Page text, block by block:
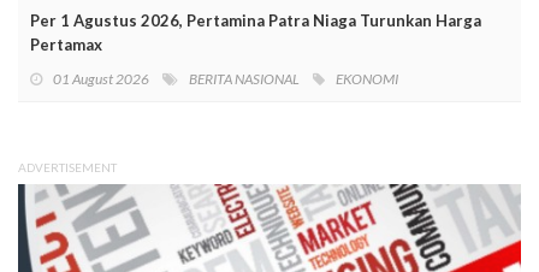
Per 1 Agustus 2026, Pertamina Patra Niaga Turunkan Harga
Pertamax
01 August 2026 BERITA NASIONAL EKONOMI
ADVERTISEMENT